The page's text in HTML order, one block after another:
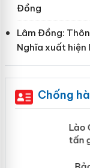
Đồng
Lâm Đồng:
Nghĩa xuất hiện
Chống